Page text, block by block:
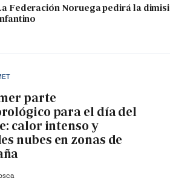
Federación Noruega pedirá la
parte
para el día del
calor intenso y
nubes en zonas de